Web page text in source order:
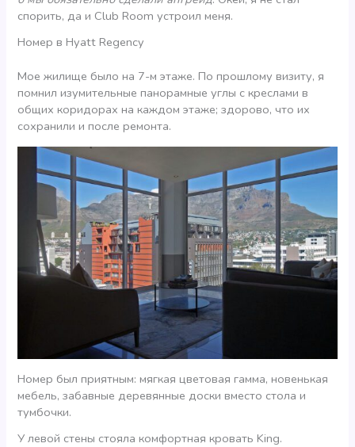
спорить, да и Club Room устроил меня.
Номер в Hyatt Regency
Мое жилище было на 7-м этаже. По прошлому визиту, я
помнил изумительные панорамные углы с креслами в
общих коридорах на каждом этаже; здорово, что их
сохранили и после ремонта.
Номер был приятным: мягкая цветовая гамма, новенькая
мебель, забавные деревянные доски вместо стола и
тумбочки.
У левой стены стояла комфортная кровать King.